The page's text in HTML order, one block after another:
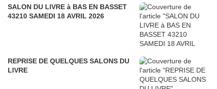
SALON DU LIVRE à BAS EN BASSET
43210 SAMEDI 18 AVRIL 2026
REPRISE DE QUELQUES SALONS DU
LIVRE